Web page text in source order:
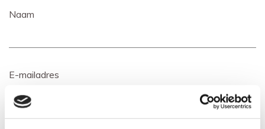
Naam
E-mailadres